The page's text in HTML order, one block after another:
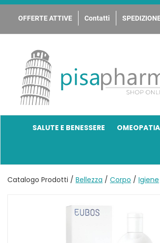
Passa
principale
OFFERTE ATTIVE Contatti
PisaPharma
SALUTE E BENESSERE
Catalogo Prodotti / Bellezza / Corpo / Igiene